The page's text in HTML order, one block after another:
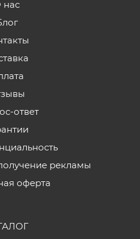
нас
ответ
рекламы
оферта